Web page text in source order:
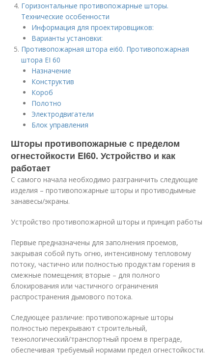
Горизонтальные противопожарные шторы.
Технические особенности
Информация для проектировщиков:
Варианты установки:
Противопожарная штора ei60. Противопожарная
штора EI 60
Назначение
Конструктив
Короб
Полотно
Электродвигатели
Блок управления
Шторы противопожарные с пределом
огнестойкости EI60. Устройство и как
работает
С самого начала необходимо разграничить следующие
изделия – противопожарные шторы и противодымные
занавесы/экраны.
Устройство противопожарной шторы и принцип работы
Первые предназначены для заполнения проемов,
закрывая собой путь огню, интенсивному тепловому
потоку, частично или полностью продуктам горения в
смежные помещения; вторые – для полного
блокирования или частичного ограничения
распространения дымового потока.
Следующее различие: противопожарные шторы
полностью перекрывают строительный,
технологический/транспортный проем в преграде,
обеспечивая требуемый нормами предел огнестойкости.